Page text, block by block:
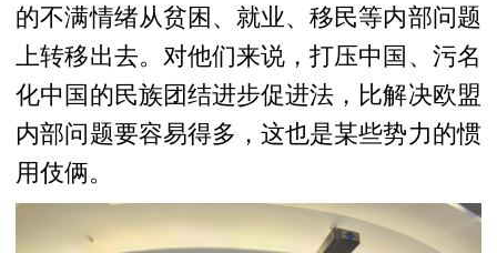
的不满情绪从贫困、就业、移民等内部问题
上转移出去。对他们来说，打压中国、污名
化中国的民族团结进步促进法，比解决欧盟
内部问题要容易得多，这也是某些势力的惯
用伎俩。